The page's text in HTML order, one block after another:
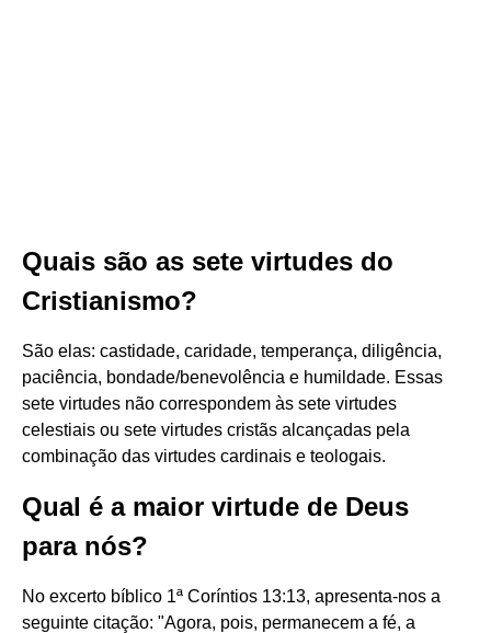
Quais são as sete virtudes do
Cristianismo?
São elas: castidade, caridade, temperança, diligência,
paciência, bondade/benevolência e humildade. Essas
sete virtudes não correspondem às sete virtudes
celestiais ou sete virtudes cristãs alcançadas pela
combinação das virtudes cardinais e teologais.
Qual é a maior virtude de Deus
para nós?
No excerto bíblico 1ª Coríntios 13:13, apresenta-nos a
seguinte citação: "Agora, pois, permanecem a fé, a